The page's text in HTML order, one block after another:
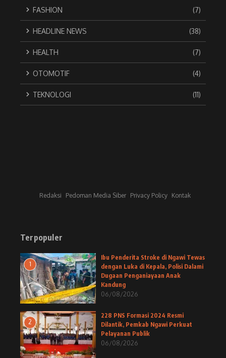
FASHION (7)
HEADLINE NEWS (38)
HEALTH (7)
OTOMOTIF (4)
TEKNOLOGI (11)
Redaksi Pedoman Media Siber Privacy Policy Kontak
Terpopuler
1
Ibu Penderita Stroke di Ngawi Tewas
dengan Luka di Kepala, Polisi Dalami
Dugaan Penganiayaan Anak
Kandung
06/08/2026
2
228 PNS Formasi 2024 Resmi
Dilantik, Pemkab Ngawi Perkuat
Pelayanan Publik
06/08/2026